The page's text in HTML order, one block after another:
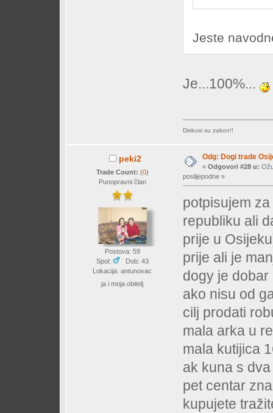
Jeste
Je...100%...
Diskusi su zakon!!
peki2
Trade Count: (0)
Punopravni član
Postova: 59
Spol:
Dob: 43
Lokacija: antunovac
ja i moja obitelj
Odg: Dogi trade
« Odgovori #28 u:
poslijepodne »
potpisujem
republiku ali
prije u
prije ali je
dogy je
ako nisu od
cilj prodati
mala arka u
mala kutijica
ak kuna s
pet centar
kupujete